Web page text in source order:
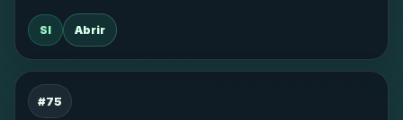
SI Abrir
#75